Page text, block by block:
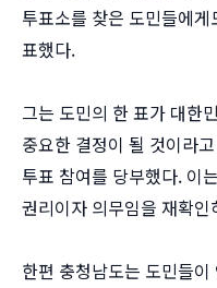
투표소를 찾은 도민들에
표했다.
그는 도민의 한 표가 대한
중요한 결정이 될 것이라
투표 참여를 당부했다. 이
권리이자 의무임을 재확
한편 충청남도는 도민들